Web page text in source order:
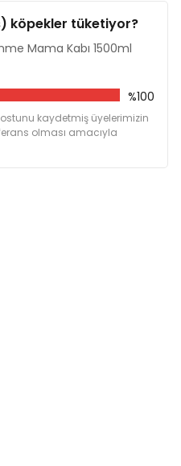
köpekler tüketiyor?
Mama Kabı 1500ml
%100
kaydetmiş üyelerimizin
olması amacıyla